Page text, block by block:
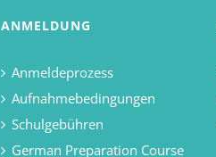
ANMELDUNG
Anmeldeprozess
Aufnahmebedingungen
Schulgebühren
German Preparation Course